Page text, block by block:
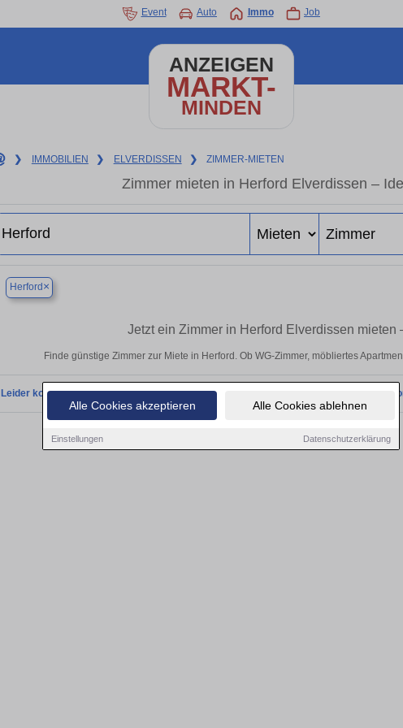
Alle Cookies akzeptieren Alle Cookies ablehnen
Einstellungen Datenschutzerklärung
Event Auto Immo Job
ANZEIGEN
MARKT-
MINDEN
❯ IMMOBILIEN ❯ ELVERDISSEN ❯ ZIMMER-MIETEN
Zimmer mieten in Herford Elverdissen –
Herford ×
Jetzt ein Zimmer in Herford Elverdissen mieten
Finde günstige Zimmer zur Miete in Herford. Ob WG-Zimmer, möbliertes
Leider konnten wir derzeit keine passenden Objekte finden. Schauen Sie bald wieder